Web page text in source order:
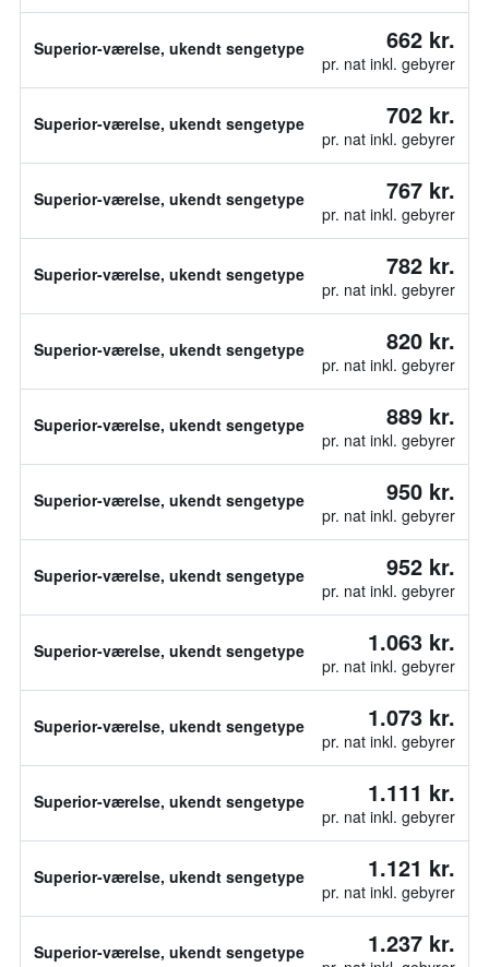
Superior-værelse, ukendt sengetype 662 kr.
pr. nat inkl. gebyrer
Superior-værelse, ukendt sengetype 702 kr.
pr. nat inkl. gebyrer
Superior-værelse, ukendt sengetype 767 kr.
pr. nat inkl. gebyrer
Superior-værelse, ukendt sengetype 782 kr.
pr. nat inkl. gebyrer
Superior-værelse, ukendt sengetype 820 kr.
pr. nat inkl. gebyrer
Superior-værelse, ukendt sengetype 889 kr.
pr. nat inkl. gebyrer
Superior-værelse, ukendt sengetype 950 kr.
pr. nat inkl. gebyrer
Superior-værelse, ukendt sengetype 952 kr.
pr. nat inkl. gebyrer
Superior-værelse, ukendt sengetype 1.063 kr.
pr. nat inkl. gebyrer
Superior-værelse, ukendt sengetype 1.073 kr.
pr. nat inkl. gebyrer
Superior-værelse, ukendt sengetype 1.111 kr.
pr. nat inkl. gebyrer
Superior-værelse, ukendt sengetype 1.121 kr.
pr. nat inkl. gebyrer
Superior-værelse, ukendt sengetype 1.237 kr.